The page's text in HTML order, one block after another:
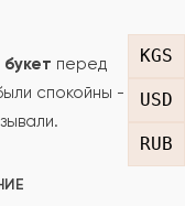
KGS
USD
RUB
перед
спокойны -